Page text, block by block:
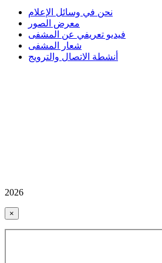
نحن في وسائل الإعلام
معرض الصور
فيديو تعريفي عن المشفى
شعار المشفى
أنشطة الاتصال والترويج
2026
×